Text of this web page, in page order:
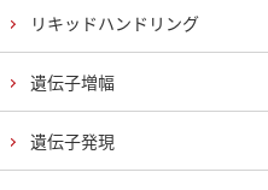
リキッドハンドリング
遺伝子増幅
遺伝子発現